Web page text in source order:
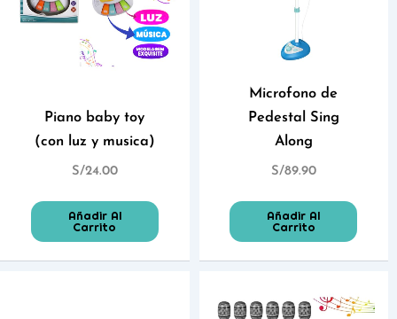
Piano baby toy
(con luz y musica)
S/24.00
Añadir Al
Carrito
Microfono de
Pedestal Sing
Along
S/89.90
Añadir Al
Carrito